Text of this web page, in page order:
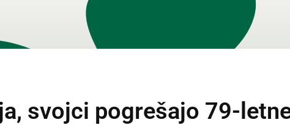
svojci pogrešajo 79-